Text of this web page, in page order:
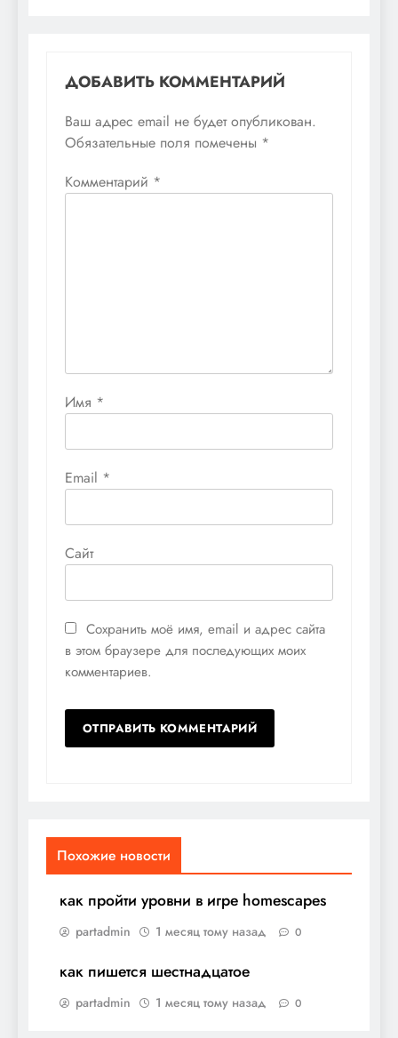
ДОБАВИТЬ КОММЕНТАРИЙ
Ваш адрес email не будет опубликован.
Обязательные поля помечены *
Комментарий *
Имя *
Email *
Сайт
Сохранить моё имя, email и адрес сайта
в этом браузере для последующих моих
комментариев.
Похожие новости
как пройти уровни в игре homescapes
partadmin 1 месяц тому назад 0
как пишется шестнадцатое
partadmin 1 месяц тому назад 0